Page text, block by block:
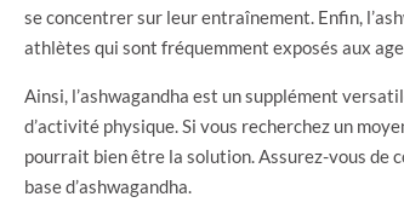
se concentrer sur leur entraînement. Enfin,
athlètes qui sont fréquemment exposés aux
Ainsi, l’ashwagandha est un supplément
d’activité physique. Si vous recherchez un
pourrait bien être la solution. Assurez-vous de
base d’ashwagandha.